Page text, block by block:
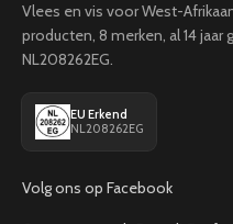
Vlees en vis voor West-
producten, 8 merken, al 14
NL208262EG.
EU Erkend
NL208262EG
Volg ons op Facebook